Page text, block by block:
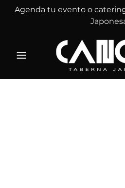
Agenda tu evento o